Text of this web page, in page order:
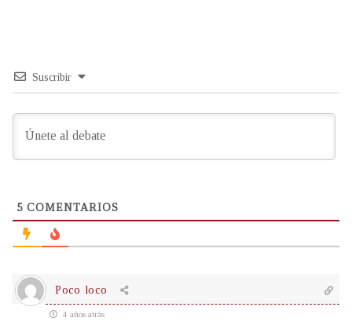
Suscribir
5 COMENTARIOS
Poco loco
4 años atrás